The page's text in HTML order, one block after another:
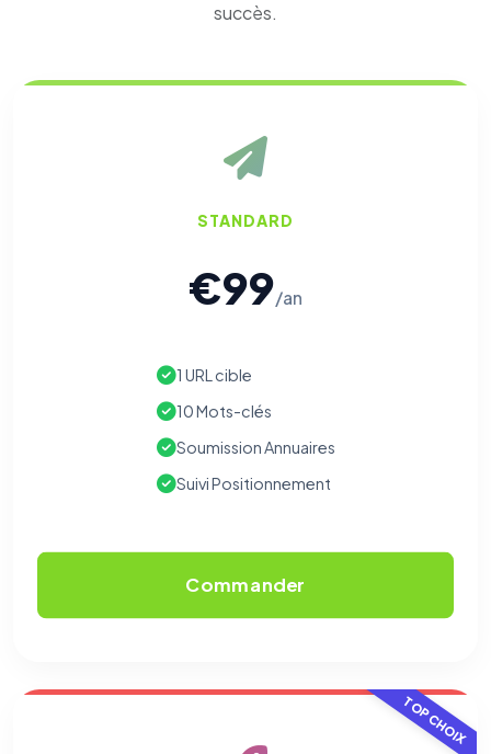
succès.
STANDARD
€99/an
1 URL cible
10 Mots-clés
Soumission Annuaires
Suivi Positionnement
Commander
TOP CHOIX